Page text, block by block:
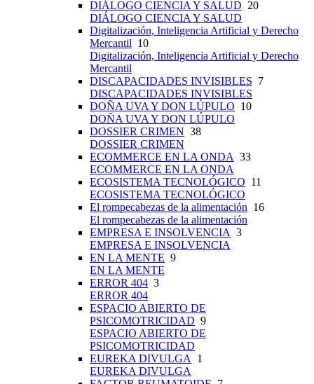
DIÁLOGO CIENCIA Y SALUD 20
DIÁLOGO CIENCIA Y SALUD
Digitalización, Inteligencia Artificial y Derecho
Mercantil 10
Digitalización, Inteligencia Artificial y Derecho
Mercantil
DISCAPACIDADES INVISIBLES 7
DISCAPACIDADES INVISIBLES
DOÑA UVA Y DON LÚPULO 10
DOÑA UVA Y DON LÚPULO
DOSSIER CRIMEN 38
DOSSIER CRIMEN
ECOMMERCE EN LA ONDA 33
ECOMMERCE EN LA ONDA
ECOSISTEMA TECNOLÓGICO 11
ECOSISTEMA TECNOLÓGICO
El rompecabezas de la alimentación 16
El rompecabezas de la alimentación
EMPRESA E INSOLVENCIA 3
EMPRESA E INSOLVENCIA
EN LA MENTE 9
EN LA MENTE
ERROR 404 3
ERROR 404
ESPACIO ABIERTO DE
PSICOMOTRICIDAD 9
ESPACIO ABIERTO DE
PSICOMOTRICIDAD
EUREKA DIVULGA
1
EUREKA DIVULGA